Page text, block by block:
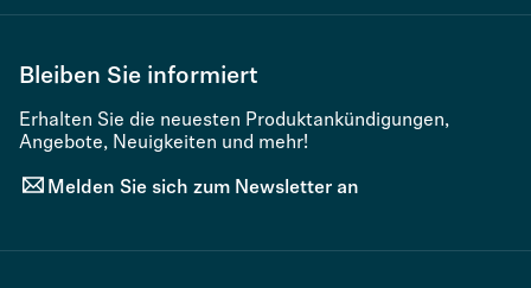
Bleiben Sie informiert
Erhalten Sie die neuesten Produktankündigungen,
Angebote, Neuigkeiten und mehr!
Melden Sie sich zum Newsletter an